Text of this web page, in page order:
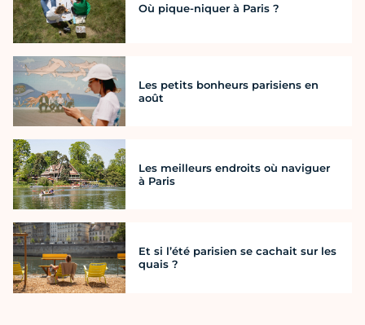
Où pique-niquer à Paris ?
Les petits bonheurs parisiens en
août
Les meilleurs endroits où naviguer
à Paris
Et si l’été parisien se cachait sur les
quais ?